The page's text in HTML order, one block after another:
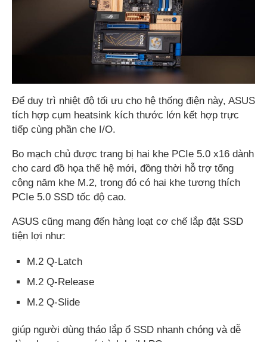
Để duy trì nhiệt độ tối ưu cho hệ thống điện này, ASUS
tích hợp cụm heatsink kích thước lớn kết hợp trực
tiếp cùng phần che I/O.
Bo mạch chủ được trang bị hai khe PCIe 5.0 x16 dành
cho card đồ họa thế hệ mới, đồng thời hỗ trợ tổng
cộng năm khe M.2, trong đó có hai khe tương thích
PCIe 5.0 SSD tốc độ cao.
ASUS cũng mang đến hàng loạt cơ chế lắp đặt SSD
tiện lợi như:
M.2 Q-Latch
M.2 Q-Release
M.2 Q-Slide
giúp người dùng tháo lắp ổ SSD nhanh chóng và dễ